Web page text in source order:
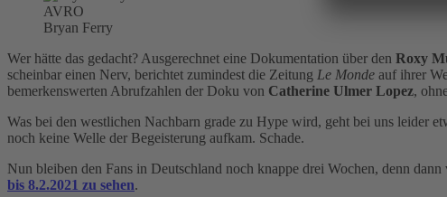
AVRO
Bryan Ferry
Wer hätte das gedacht? Ausgerechnet eine Dokumentation über den Roxy
scheinbar einen Nerv, berichtet zumindest die Zeitung Le Monde auf ihrer
bemerkenswerten Abrufzahlen der Doku von Catherine Ulmer Lopez,
Was bei den westlichen Nachbarn grade zu Hype wird, geht bei uns leider
noch keine Welle der Begeisterung aufkam. Schade.
Nun bleiben den Fans in Deutschland noch knappe drei Wochen, denn
bis 8.2.2021 zu sehen.